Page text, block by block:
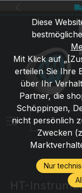
Zum Hauptinhalt
Suchbegriff
HT-
Diese
Mit Klick auf
erteilen Sie Ihre
über Ihr
Partner, die
Schöppingen,
nicht persönlich
Zwecken
Nur